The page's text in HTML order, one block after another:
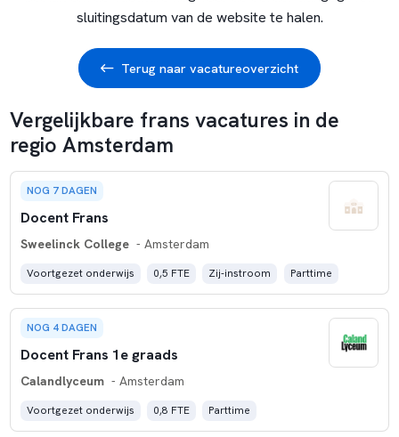
sluitingsdatum van de website te halen.
Terug naar vacatureoverzicht
Vergelijkbare frans vacatures in de
regio Amsterdam
NOG 7 DAGEN
Docent Frans
Sweelinck College - Amsterdam
Voortgezet onderwijs 0,5 FTE Zij-instroom Parttime
NOG 4 DAGEN
Docent Frans 1e graads
Calandlyceum - Amsterdam
Voortgezet onderwijs 0,8 FTE Parttime